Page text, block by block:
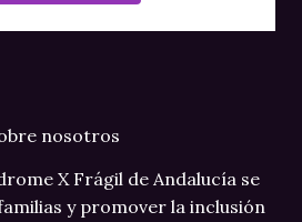
nosotros
X Frágil de Andalucía se
y promover la inclusión